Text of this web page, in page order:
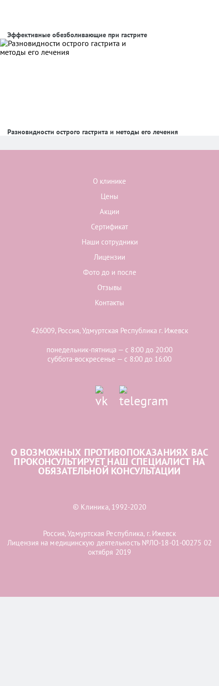
Эффективные обезболивающие при гастрите
Разновидности острого гастрита и методы его лечения
О клинике
Цены
Акции
Сертификат
Наши сотрудники
Лицензии
Фото до и после
Отзывы
Контакты
426009, Россия, Удмуртская Республика г. Ижевск
понедельник-пятница — с 8:00 до 20:00
суббота-воскресенье — с 8:00 до 16:00
О ВОЗМОЖНЫХ ПРОТИВОПОКАЗАНИЯХ ВАС
ПРОКОНСУЛЬТИРУЕТ НАШ СПЕЦИАЛИСТ НА
ОБЯЗАТЕЛЬНОЙ КОНСУЛЬТАЦИИ
© Клиника, 1992-2020
Россия, Удмуртская Республика, г. Ижевск
Лицензия на медицинскую деятельность №ЛО-18-01-00275 02
октября 2019